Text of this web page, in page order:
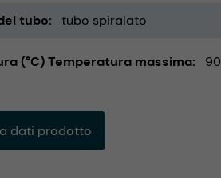
tubo tubo spiralato
(°C) Temperatura massima 90
dati prodotto